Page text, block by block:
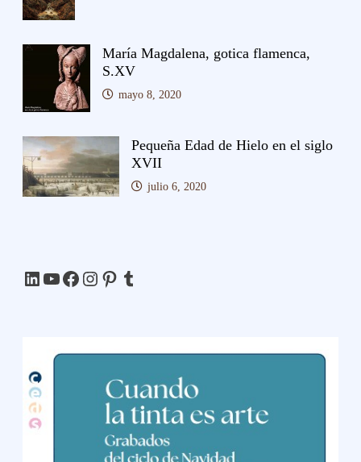
María Magdalena, gotica flamenca,
S.XV
mayo 8, 2020
Pequeña Edad de Hielo en el siglo
XVII
julio 6, 2020
LinkedIn
YouTube
Facebook
Instagram
Pinterest
Tumblr